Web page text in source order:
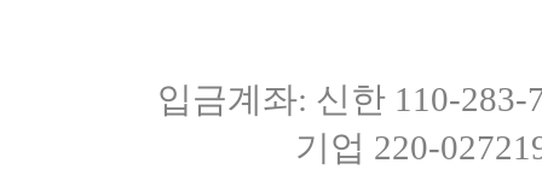
입금계좌: 신한 110-
기업 220-